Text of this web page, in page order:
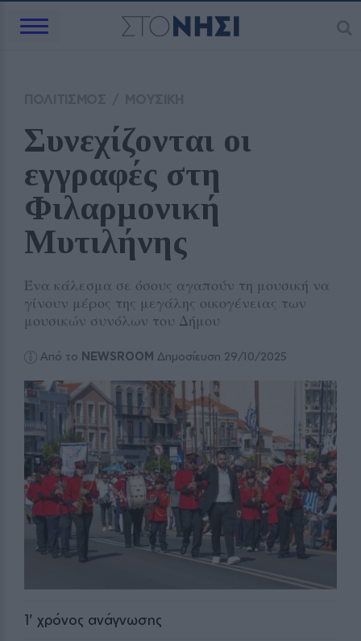
Συνεχίζονται οι
εγγραφές στη
Φιλαρμονική
Μυτιλήνης
Ένα κάλεσμα σε όσους αγαπούν τη μουσική να
γίνουν μέρος της μεγάλης οικογένειας των
μουσικών συνόλων του Δήμου
Από το NEWSROOM Δημοσίευση 29/10/2025
1' χρόνος ανάγνωσης